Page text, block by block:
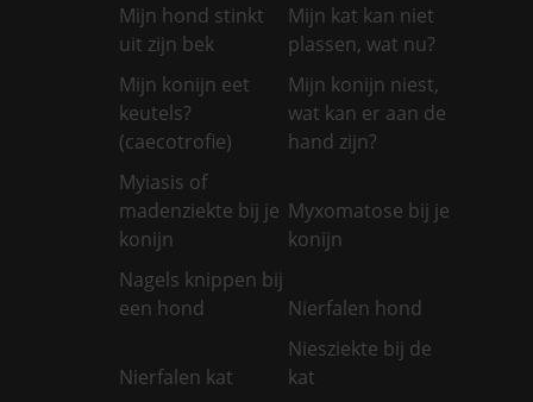
Mijn hond stinkt
uit zijn bek
Mijn kat kan niet
plassen, wat nu?
Mijn konijn eet
keutels?
(caecotrofie)
Mijn konijn niest,
wat kan er aan de
hand zijn?
Myiasis of
madenziekte bij je
konijn
Myxomatose bij je
konijn
Nagels knippen bij
een hond
Nierfalen hond
Nierfalen kat
Niesziekte bij de
kat